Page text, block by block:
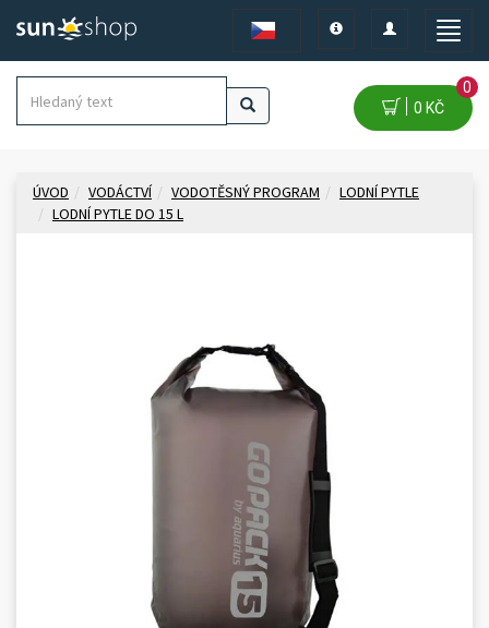
Toggle
Toggle
navigation
Toggle
0 KČ
0
ÚVOD VODÁCTVÍ VODOTĚSNÝ PROGRAM
LODNÍ PYTLE
LODNÍ PYTLE DO 15 L